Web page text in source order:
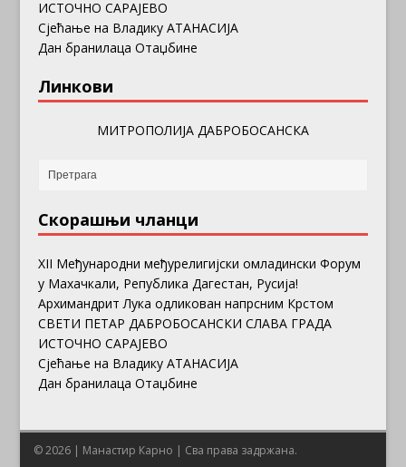
ИСТОЧНО САРАЈЕВО
Сјећање на Владику АТАНАСИЈА
Дан бранилаца Отаџбине
Линкови
МИТРОПОЛИЈА ДАБРОБОСАНСКА
Скорашњи чланци
ХII Међународни међурелигијски омладински Форум
у Махачкали, Република Дагестан, Русија!
Архимандрит Лука одликован напрсним Крстом
СВЕТИ ПЕТАР ДАБРОБОСАНСКИ СЛАВА ГРАДА
ИСТОЧНО САРАЈЕВО
Сјећање на Владику АТАНАСИЈА
Дан бранилаца Отаџбине
© 2026 | Манастир Карно | Сва права задржана.